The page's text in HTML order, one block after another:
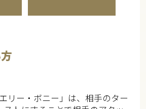
エリー・ボニー」は、相手のター